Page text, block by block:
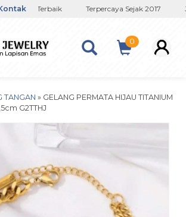
Emas Terbaik Terpercaya Sejak 2017
0
TANGAN » GELANG PERMATA HIJAU TITANIUM
G2TTHJ